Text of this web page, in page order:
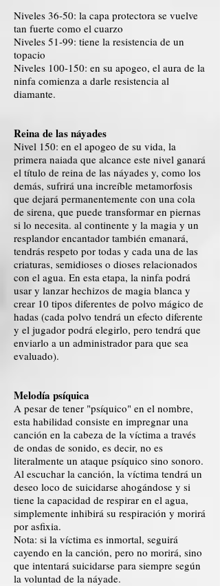
Niveles 36-50: la capa protectora se vuelve
tan fuerte como el cuarzo
Niveles 51-99: tiene la resistencia de un
topacio
Niveles 100-150: en su apogeo, el aura de la
ninfa comienza a darle resistencia al
diamante.
Reina de las náyades
Nivel 150: en el apogeo de su vida, la
primera naiada que alcance este nivel ganará
el título de reina de las náyades y, como los
demás, sufrirá una increíble metamorfosis
que dejará permanentemente con una cola
de sirena, que puede transformar en piernas
si lo necesita. al continente y la magia y un
resplandor encantador también emanará,
tendrás respeto por todas y cada una de las
criaturas, semidioses o dioses relacionados
con el agua. En esta etapa, la ninfa podrá
usar y lanzar hechizos de magia blanca y
crear 10 tipos diferentes de polvo mágico de
hadas (cada polvo tendrá un efecto diferente
y el jugador podrá elegirlo, pero tendrá que
enviarlo a un administrador para que sea
evaluado).
Melodía psíquica
A pesar de tener "psíquico" en el nombre,
esta habilidad consiste en impregnar una
canción en la cabeza de la víctima a través
de ondas de sonido, es decir, no es
literalmente un ataque psíquico sino sonoro.
Al escuchar la canción, la víctima tendrá un
deseo loco de suicidarse ahogándose y si
tiene la capacidad de respirar en el agua,
simplemente inhibirá su respiración y morirá
por asfixia.
Nota: si la víctima es inmortal, seguirá
cayendo en la canción, pero no morirá, sino
que intentará suicidarse para siempre según
la voluntad de la náyade.